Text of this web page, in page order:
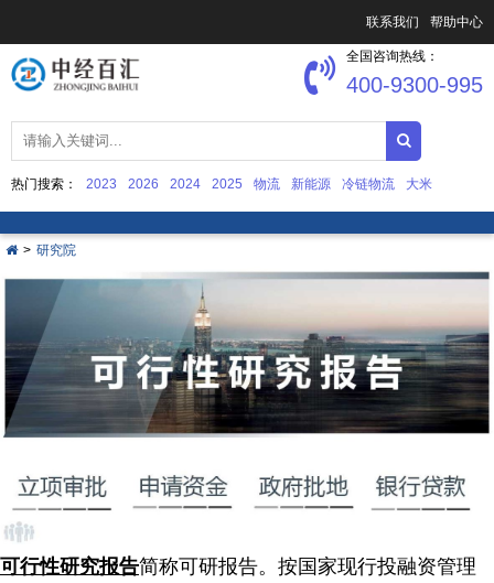
联系我们 帮助中心
热门搜索： 2023 2026 2024 2025 物流 新能源 冷链物流 大米
全国咨询热线：
400-9300-995
> 研究院
可行性研究报告简称可研报告。按国家现行投融资管理